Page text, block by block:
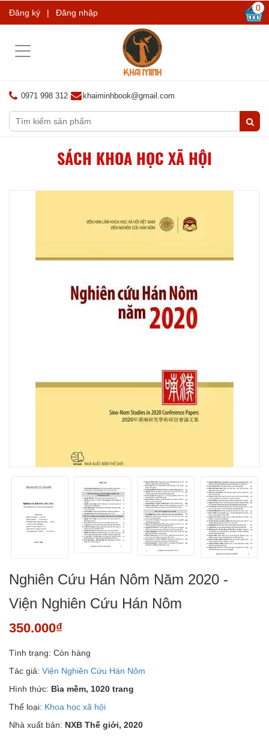
Đăng ký | Đăng nhập 0
Toggle
0971 998 312 khaiminhbook@gmail.com
SÁCH KHOA HỌC XÃ HỘI
Nghiên Cứu Hán Nôm Năm 2020 -
Viện Nghiên Cứu Hán Nôm
350.000₫
Tình trạng: Còn hàng
Tác giả: Viện Nghiên Cứu Hán Nôm
Hình thức: Bìa mềm, 1020 trang
Thể loại: Khoa học xã hội
Nhà xuất bản: NXB Thế giới, 2020